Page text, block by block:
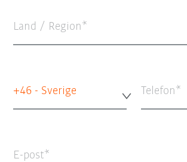
Land / Region*
+46 - Sverige Telefon
E-post